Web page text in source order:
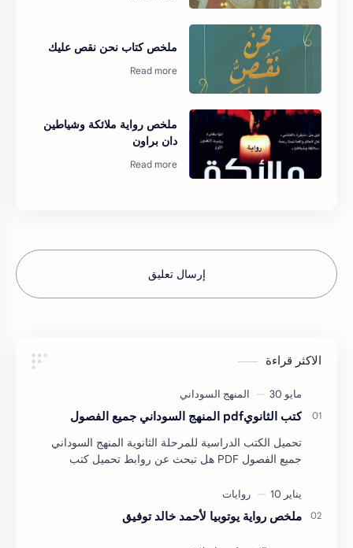
ملخص كتاب نحن نقص عليك
ملخص رواية ملائكة وشياطين
دان براون
إرسال تعليق
الاكثر قراءة
كتب الثانويpdf المنهج السوداني جميع الفصول
تحميل الكتب الدراسية للمرحلة الثانوية المنهج السوداني
جميع الفصول PDF هل تبحث عن روابط تحميل كتب
ملخص رواية يوتوبيا لأحمد خالد توفيق